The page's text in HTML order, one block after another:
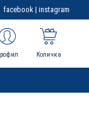
facebook | instagram
Количка